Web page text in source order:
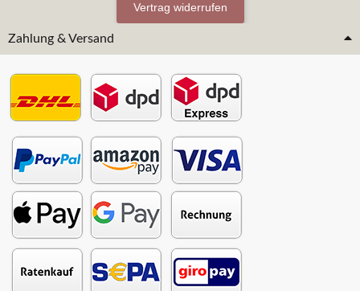
Vertrag widerrufen
Zahlung & Versand